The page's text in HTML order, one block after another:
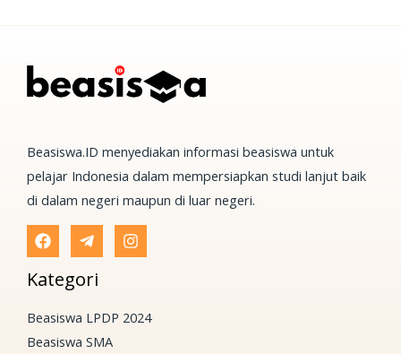
Beasiswa.ID menyediakan informasi beasiswa untuk
pelajar Indonesia dalam mempersiapkan studi lanjut baik
di dalam negeri maupun di luar negeri.
Kategori
Beasiswa LPDP 2024
Beasiswa SMA